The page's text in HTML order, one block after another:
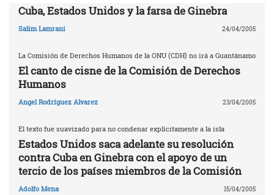
Cuba, Estados Unidos y la farsa de Ginebra
Salim Lamrani 24/04/2005
La Comisión de Derechos Humanos de la ONU (CDH) no irá a Guantánamo
El canto de cisne de la Comisión de Derechos
Humanos
Angel Rodríguez Alvarez 23/04/2005
El texto fue suavizado para no condenar explícitamente a la isla
Estados Unidos saca adelante su resolución
contra Cuba en Ginebra con el apoyo de un
tercio de los países miembros de la Comisión
Adolfo Mena 15/04/2005